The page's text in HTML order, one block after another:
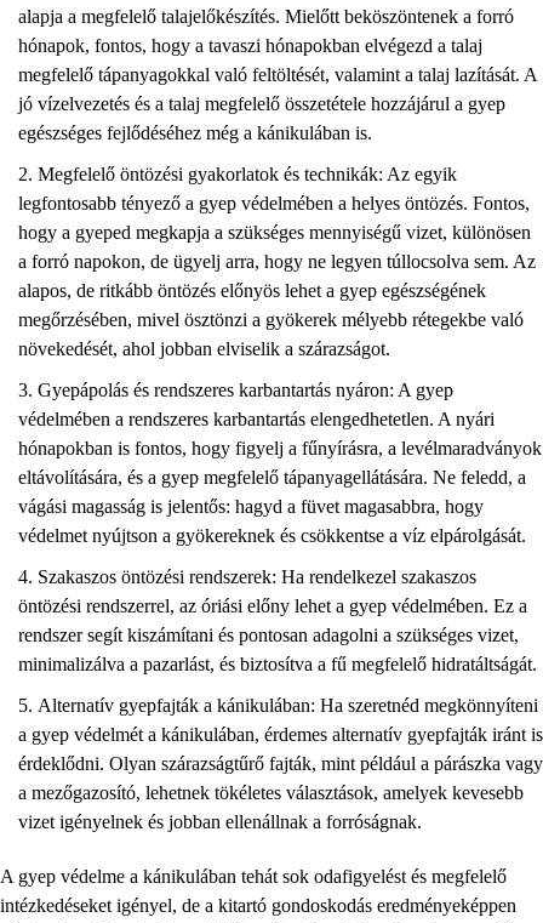
alapja a megfelelő talajelőkészítés. Mielőtt beköszöntenek a forró
hónapok, fontos, hogy a tavaszi hónapokban elvégezd a talaj
megfelelő tápanyagokkal való feltöltését, valamint a talaj lazítását. A
jó vízelvezetés és a talaj megfelelő összetétele hozzájárul a gyep
egészséges fejlődéséhez még a kánikulában is.
Megfelelő öntözési gyakorlatok és technikák: Az egyik
legfontosabb tényező a gyep védelmében a helyes öntözés. Fontos,
hogy a gyeped megkapja a szükséges mennyiségű vizet, különösen
a forró napokon, de ügyelj arra, hogy ne legyen túllocsolva sem. Az
alapos, de ritkább öntözés előnyös lehet a gyep egészségének
megőrzésében, mivel ösztönzi a gyökerek mélyebb rétegekbe való
növekedését, ahol jobban elviselik a szárazságot.
Gyepápolás és rendszeres karbantartás nyáron: A gyep
védelmében a rendszeres karbantartás elengedhetetlen. A nyári
hónapokban is fontos, hogy figyelj a fűnyírásra, a levélmaradványok
eltávolítására, és a gyep megfelelő tápanyagellátására. Ne feledd, a
vágási magasság is jelentős: hagyd a füvet magasabbra, hogy
védelmet nyújtson a gyökereknek és csökkentse a víz elpárolgását.
Szakaszos öntözési rendszerek: Ha rendelkezel szakaszos
öntözési rendszerrel, az óriási előny lehet a gyep védelmében. Ez a
rendszer segít kiszámítani és pontosan adagolni a szükséges vizet,
minimalizálva a pazarlást, és biztosítva a fű megfelelő hidratáltságát.
Alternatív gyepfajták a kánikulában: Ha szeretnéd megkönnyíteni
a gyep védelmét a kánikulában, érdemes alternatív gyepfajták iránt is
érdeklődni. Olyan szárazságtűrő fajták, mint például a párászka vagy
a mezőgazosító, lehetnek tökéletes választások, amelyek kevesebb
vizet igényelnek és jobban ellenállnak a forróságnak.
A gyep védelme a kánikulában tehát sok odafigyelést és megfelelő
intézkedéseket igényel, de a kitartó gondoskodás eredményeképpen